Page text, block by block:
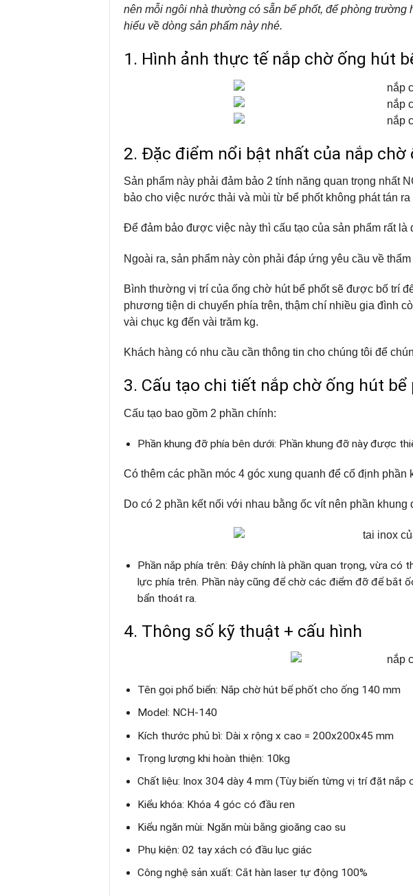
nên mỗi ngôi nhà thường có sẵn bể phốt, để phòng
hiểu về dòng sản phẩm này nhé.
1. Hình ảnh thực tế nắp chờ ống hút
2. Đặc điểm nổi bật nhất của nắp chờ
Sản phẩm này phải đảm bảo 2 tính năng quan trọng nhất
bảo cho việc nước thải và mùi từ bể phốt không phát tán
Để đảm bảo được việc này thì cấu tạo của sản phẩm rất là
Ngoài ra, sản phẩm này còn phải đáp ứng yêu cầu về
Bình thường vị trí của ống chờ hút bể phốt sẽ được bố trí
phương tiện di chuyển phía trên, thậm chí nhiều gia đình
vài chục kg đến vài trăm kg.
Khách hàng có nhu cầu cần thông tin cho chúng tôi để
3. Cấu tạo chi tiết nắp chờ ống hút bể
Cấu tạo bao gồm 2 phần chính:
Phần khung đỡ phía bên dưới: Phần khung đỡ này được
Có thêm các phần móc 4 góc xung quanh để cố định phần
Do có 2 phần kết nối với nhau bằng ốc vít nên phần
Phần nắp phía trên: Đây chính là phần quan trọng, vừa
lực phía trên. Phần này cũng để chờ các điểm đỡ để bắt
bẩn thoát ra.
4. Thông số kỹ thuật + cấu hình
Tên gọi phổ biển: Nắp chờ hút bể phốt cho ống 140 mm
Model: NCH-140
Kích thước phủ bì: Dài x rộng x cao = 200x200x45 mm
Trọng lượng khi hoàn thiện: 10kg
Chất liệu: Inox 304 dày 4 mm (Tùy biến từng vị trí đặt nắp
Kiểu khóa: Khóa 4 góc có đầu ren
Kiểu ngăn mùi: Ngăn mùi bằng gioăng cao su
Phụ kiện: 02 tay xách có đầu lục giác
Công nghệ sản xuất: Cắt hàn laser tự động 100%